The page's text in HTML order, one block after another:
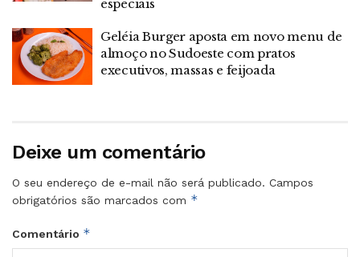
especiais
Geléia Burger aposta em novo menu de
almoço no Sudoeste com pratos
executivos, massas e feijoada
Deixe um comentário
O seu endereço de e-mail não será publicado. Campos
obrigatórios são marcados com *
Comentário *